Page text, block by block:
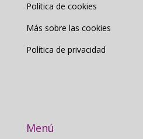
Política de cookies
Más sobre las cookies
Política de privacidad
Menú